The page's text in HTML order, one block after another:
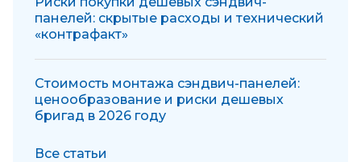
панелей: скрытые расходы и технический
«контрафакт»
Стоимость монтажа сэндвич-панелей:
ценообразование и риски дешевых
бригад в 2026 году
Все статьи